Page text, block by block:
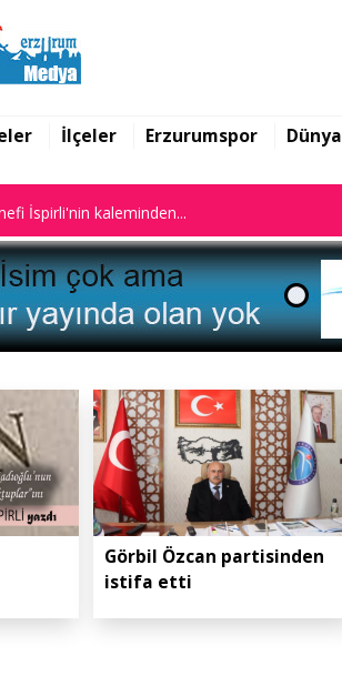
İlçeler Erzurumspor Dünya
Özcan partisinden istifa etti
partisinden istifa etti
İspirli'nin kaleminden...
Görbil Özcan partisinden
istifa etti